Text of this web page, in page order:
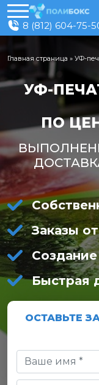
8 (812) 604-75-
Главная страница » УФ-
УФ-
ПО
Заказы
Быстрая
ОСТАВЬТЕ